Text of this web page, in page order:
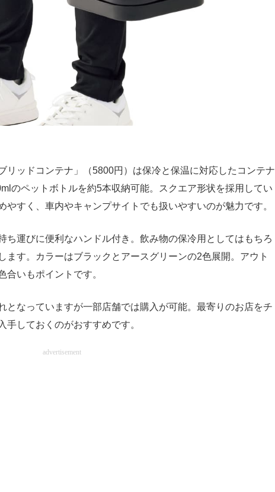
ッドコンテナ」（5800円）は保冷と保温に対応したコンテナ
のペットボトルを約5本収納可能。スクエア形状を採用してい
やすく、車内やキャンプサイトでも扱いやすいのが魅力です。
運びに便利なハンドル付き。飲み物の保冷用としてはもちろ
ます。カラーはブラックとアースグリーンの2色展開。アウト
合いもポイントです。
なっていますが一部店舗では購入が可能。最寄りのお店をチ
手しておくのがおすすめです。
advertisement